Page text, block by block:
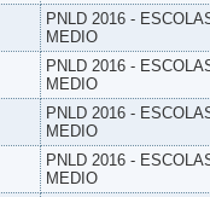
PNLD 2016 -
MEDIO
PNLD 2016 -
MEDIO
PNLD 2016 -
MEDIO
PNLD 2016 -
MEDIO